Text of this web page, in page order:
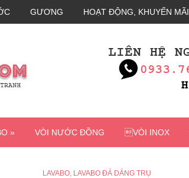
GƯƠNG HOẠT ĐỘNG, KHUYẾN MÃI
» VÒI NƯỚC ĐỒNG VÒI INOX
LAVABO, LAVABO ĐÁ DÁNG TRỤ